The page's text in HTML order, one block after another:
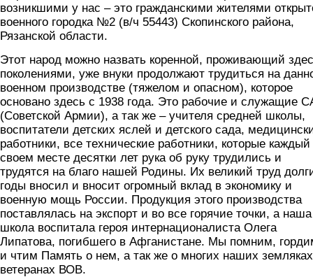
возникшими у нас – это гражданскими жителями
военного городка №2 (в/ч 55443) Скопинского района,
Рязанской области.
Этот народ можно назвать коренной, проживающий
поколениями, уже внуки продолжают трудиться на
военном производстве (тяжелом и опасном), которое
основано здесь с 1938 года. Это рабочие и служащие
(Советской Армии), а так же – учителя средней школы,
воспитатели детских яслей и детского сада,
работники, все технические работники, которые каждый
своем месте десятки лет рука об руку трудились и
трудятся на благо нашей Родины. Их великий труд
годы вносил и вносит огромный вклад в экономику и
военную мощь России. Продукция этого производства
поставлялась на экспорт и во все горячие точки, а наша
школа воспитала героя интернационалиста Олега
Липатова, погибшего в Афганистане. Мы помним,
и чтим Память о нем, а так же о многих наших
ветеранах ВОВ.